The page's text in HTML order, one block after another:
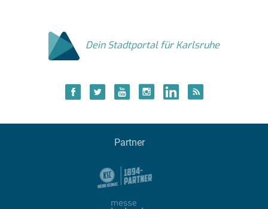
Dein Stadtportal für Karlsruhe
Partner